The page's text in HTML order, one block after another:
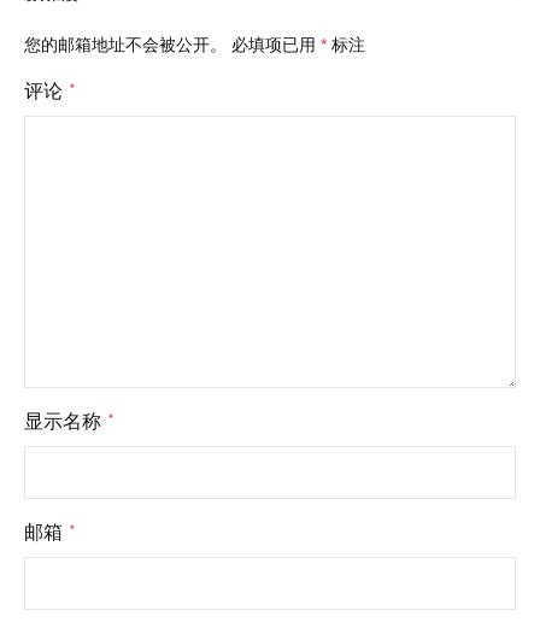
您的邮箱地址不会被公开。 必填项已用 * 标注
评论 *
显示名称 *
邮箱 *